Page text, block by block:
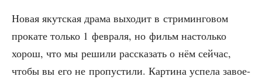
Новая якут­ская дра­ма выхо­дит в стри­мин­го­вом
про­ка­те толь­ко 1 фев­ра­ля, но фильм настоль­ко
хорош, что мы реши­ли рас­ска­зать о нём сей­час,
что­бы вы его не про­пу­сти­ли. Кар­ти­на успе­ла заво­е­